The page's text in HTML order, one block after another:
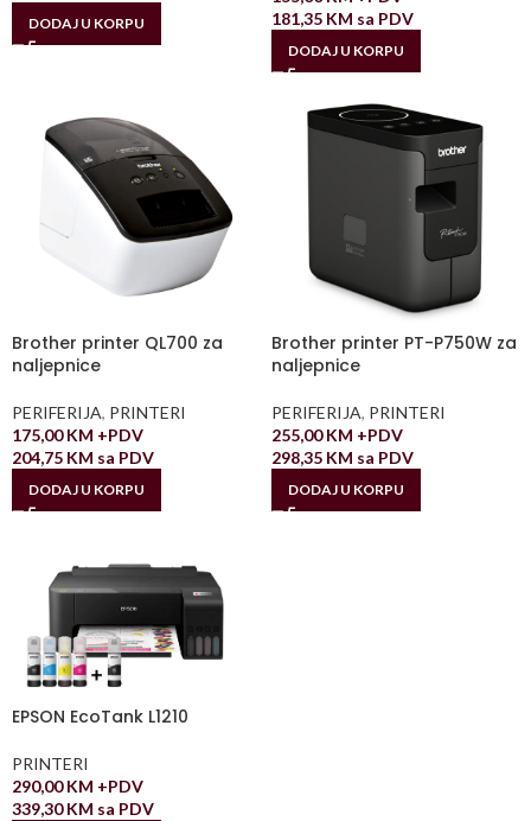
DODAJ U KORPU
181,35 KM sa PDV
DODAJ U KORPU
Brother printer QL700 za
naljepnice
PERIFERIJA, PRINTERI
175,00KM +PDV
204,75 KM sa PDV
DODAJ U KORPU
Brother printer PT-P750W za
naljepnice
PERIFERIJA, PRINTERI
255,00KM +PDV
298,35 KM sa PDV
DODAJ U KORPU
EPSON EcoTank L1210
PRINTERI
290,00KM +PDV
339,30KM sa PDV